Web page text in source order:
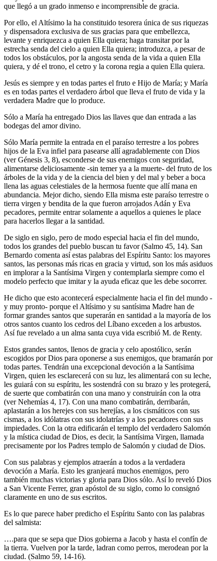
que llegó a un grado inmenso e incomprensible de gracia.
Por ello, el Altísimo la ha constituido tesorera única de sus riquezas
y dispensadora exclusiva de sus gracias para que embellezca,
levante y enriquezca a quien Ella quiera; haga transitar por la
estrecha senda del cielo a quien Ella quiera; introduzca, a pesar de
todos los obstáculos, por la angosta senda de la vida a quien Ella
quiera, y dé el trono, el cetro y la corona regia a quien Ella quiera.
Jesús es siempre y en todas partes el fruto e Hijo de María; y María
es en todas partes el verdadero árbol que lleva el fruto de vida y la
verdadera Madre que lo produce.
Sólo a María ha entregado Dios las llaves que dan entrada a las
bodegas del amor divino.
Sólo María permite la entrada en el paraíso terrestre a los pobres
hijos de la Eva infiel para pasearse allí agradablemente con Dios
(ver Génesis 3, 8), esconderse de sus enemigos con seguridad,
alimentarse deliciosamente -sin temer ya a la muerte- del fruto de los
árboles de la vida y de la ciencia del bien y del mal y beber a boca
llena las aguas celestiales de la hermosa fuente que allí mana en
abundancia. Mejor dicho, siendo Ella misma este paraíso terrestre o
tierra virgen y bendita de la que fueron arrojados Adán y Eva
pecadores, permite entrar solamente a aquellos a quienes le place
para hacerlos llegar a la santidad.
De siglo en siglo, pero de modo especial hacia el fin del mundo,
todos los grandes del pueblo buscan tu favor (Salmo 45, 14). San
Bernardo comenta así estas palabras del Espíritu Santo: los mayores
santos, las personas más ricas en gracia y virtud, son los más asiduos
en implorar a la Santísima Virgen y contemplarla siempre como el
modelo perfecto que imitar y la ayuda eficaz que les debe socorrer.
He dicho que esto acontecerá especialmente hacia el fin del mundo -
y muy pronto- porque el Altísimo y su santísima Madre han de
formar grandes santos que superarán en santidad a la mayoría de los
otros santos cuanto los cedros del Líbano exceden a los arbustos.
Así fue revelado a un alma santa cuya vida escribió M. de Renty.
Estos grandes santos, llenos de gracia y celo apostólico, serán
escogidos por Dios para oponerse a sus enemigos, que bramarán por
todas partes. Tendrán una excepcional devoción a la Santísima
Virgen, quien les esclarecerá con su luz, les alimentará con su leche,
les guiará con su espíritu, les sostendrá con su brazo y les protegerá,
de suerte que combatirán con una mano y construirán con la otra
(ver Nehemías 4, 17). Con una mano combatirán, derribarán,
aplastarán a los herejes con sus herejías, a los cismáticos con sus
cismas, a los idólatras con sus idolatrías y a los pecadores con sus
impiedades. Con la otra edificarán el templo del verdadero Salomón
y la mística ciudad de Dios, es decir, la Santísima Virgen, llamada
precisamente por los Padres templo de Salomón y ciudad de Dios.
Con sus palabras y ejemplos atraerán a todos a la verdadera
devoción a María. Esto les granjeará muchos enemigos, pero
también muchas victorias y gloria para Dios sólo. Así lo reveló Dios
a San Vicente Ferrer, gran apóstol de su siglo, como lo consignó
claramente en uno de sus escritos.
Es lo que parece haber predicho el Espíritu Santo con las palabras
del salmista:
….para que se sepa que Dios gobierna a Jacob y hasta el confín de
la tierra. Vuelven por la tarde, ladran como perros, merodean por la
ciudad. (Salmo 59, 14-16).